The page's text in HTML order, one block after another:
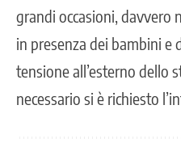
grandi occasioni, davvero
in presenza dei bambini e
tensione all’esterno dello
necessario si è richiesto